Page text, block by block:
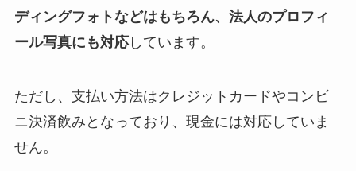
ディングフォトなどはもちろん、法人のプロフィ
ール写真にも対応しています。
ただし、支払い方法はクレジットカードやコンビ
ニ決済飲みとなっており、現金には対応していま
せん。